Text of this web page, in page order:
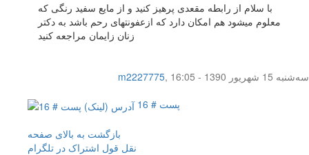
با سلام از رابطه مقعدی پرهیز کنید و از مایع سفید رنگی که
معلوم میشود هم امکان دارد که ازعفونتهای رحم باشد به دکتر
زنان زایمان مراجعه کنید
m2227775,
سه‌شنبه 15 شهریور 1390 - 16:05
پست # 16
بازگشت به بالای صفحه
نقل قول اشتراک در تلگرام